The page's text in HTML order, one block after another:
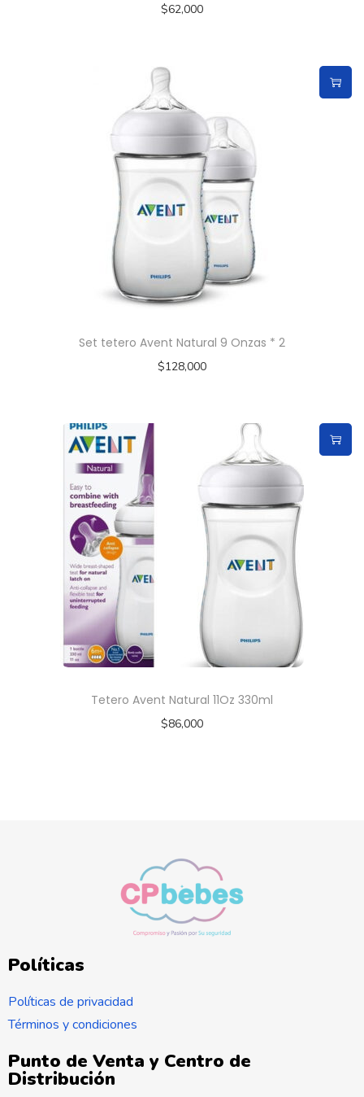
$62,000
Set tetero Avent Natural 9 Onzas * 2
$128,000
Tetero Avent Natural 11Oz 330ml
$86,000
Políticas
Políticas de privacidad
Términos y condiciones
Punto de Venta y Centro de
Distribución